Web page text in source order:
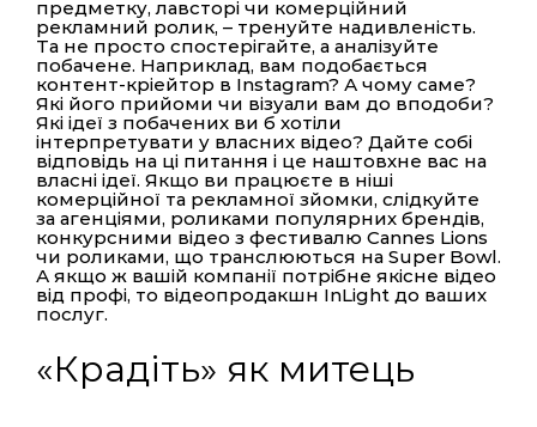
предметку, лавсторі чи комерційний
рекламний ролик, – тренуйте надивленість.
Та не просто спостерігайте, а аналізуйте
побачене. Наприклад, вам подобається
контент-кріейтор в Instagram? А чому саме?
Які його прийоми чи візуали вам до вподоби?
Які ідеї з побачених ви б хотіли
інтерпретувати у власних відео? Дайте собі
відповідь на ці питання і це наштовхне вас на
власні ідеї. Якщо ви працюєте в ніші
комерційної та рекламної зйомки, слідкуйте
за агенціями, роликами популярних брендів,
конкурсними відео з фестивалю Cannes Lions
чи роликами, що транслюються на Super Bowl.
А якщо ж вашій компанії потрібне якісне відео
від профі, то відеопродакшн InLight до ваших
послуг.
«Крадіть» як митець